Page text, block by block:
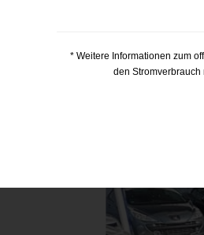
* Weitere Informationen zum
den